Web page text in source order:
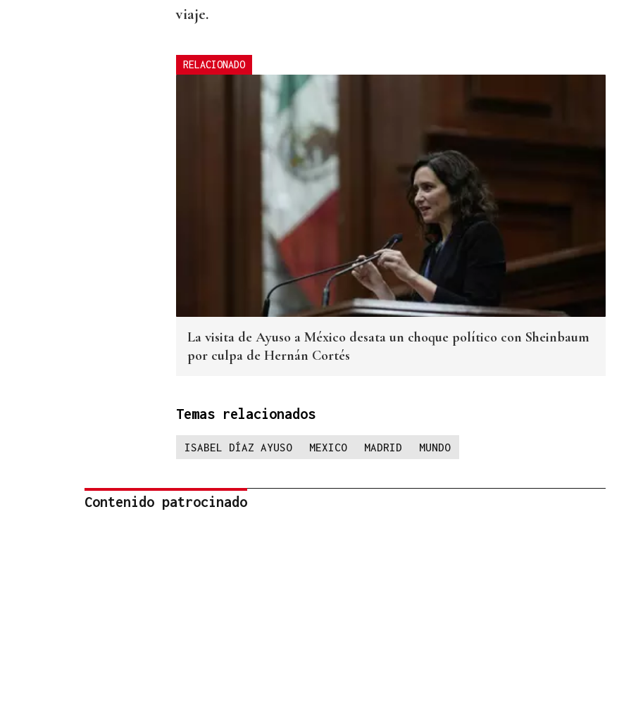
viaje.
RELACIONADO
La visita de Ayuso a México desata un choque político con Sheinbaum
por culpa de Hernán Cortés
Temas relacionados
ISABEL DÍAZ AYUSO MEXICO MADRID MUNDO
Contenido patrocinado